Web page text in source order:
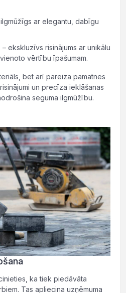
ar elegantu, dabīgu
ekskluzīvs risinājums ar unikālu
vērtību īpašumam.
bet arī pareiza pamatnes
un precīza ieklāšanas
seguma ilgmūžību.
ka tiek piedāvāta
Tas apliecina uzņēmuma